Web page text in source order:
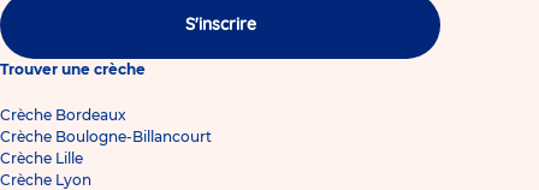
S'inscrire
Trouver une crèche
Crèche Bordeaux
Crèche Boulogne-Billancourt
Crèche Lille
Crèche Lyon